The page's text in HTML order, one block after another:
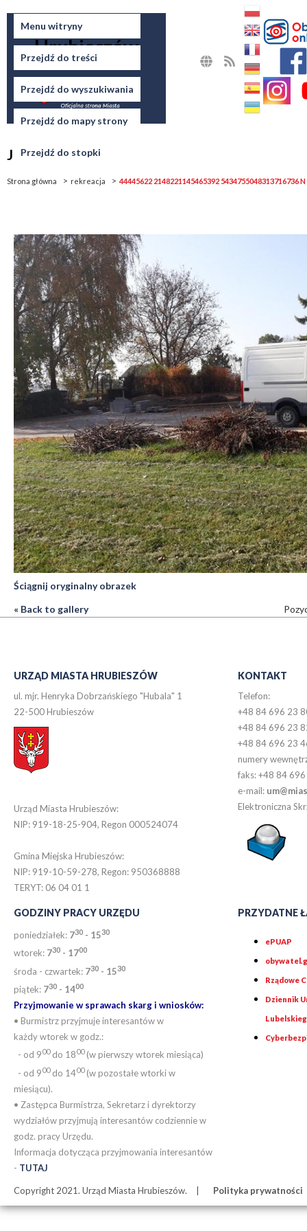
Menu witryny
Przejdź do treści
Przejdź do wyszukiwania
Przejdź do mapy strony
Przejdź do stopki
Miasto
Hrubieszów
Jesteś tutaj
Strona główna rekreacja 44445622 2148221145465392 5434755048313716736 N
Ściągnij oryginalny obrazek
« Back to gallery
URZĄD MIASTA HRUBIESZÓW
ul. mjr. Henryka Dobrzańskiego "Hubala" 1
22-500 Hrubieszów
Urząd Miasta Hrubieszów:
NIP: 919-18-25-904, Regon 000524074
Gmina Miejska Hrubieszów:
NIP: 919-10-59-278, Regon: 950368888
TERYT: 06 04 01 1
KONTAKT
Telefon:
+48 84 696 23
+48 84 696 23
+48 84 696 23
numery
faks: +48 84
e-mail:
Elektroniczna
GODZINY PRACY URZĘDU
poniedziałek: 730 - 1530
wtorek: 730 - 1700
środa - czwartek: 730 - 1530
piątek: 730 - 1400
Przyjmowanie w sprawach skarg i wniosków:
• Burmistrz przyjmuje interesantów w
każdy wtorek w godz.:
- od 900do 1800(w pierwszy wtorek miesiąca)
- od 900do 1400(w pozostałe wtorki w
miesiącu).
• Zastępca Burmistrza, Sekretarz i dyrektorzy
wydziałów przyjmują interesantów codziennie w
godz. pracy Urzędu.
Informacja dotycząca przyjmowania interesantów
- TUTAJ
PRZYDATNE
ePUAP
Rządowe
Dziennik
Copyright 2021. Urząd Miasta Hrubieszów. Polityka prywatności